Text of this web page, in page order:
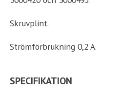
Skruvplint.
Strömförbrukning 0,2 A.
SPECIFIKATION